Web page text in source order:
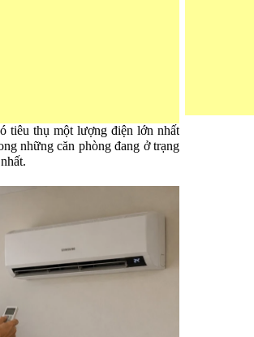
tiêu thụ một lượng điện lớn nhất
những căn phòng đang ở trạng